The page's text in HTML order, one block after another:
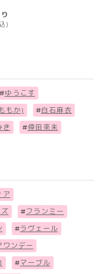
)
#ゆうこす
もか) #白石麻衣
き #倖田來未
ア
#フランミー
#ラヴェール
ワンデー
#マーブル